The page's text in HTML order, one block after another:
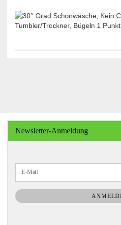
Newsletter-Anmeldung
ZUR
NEWSLETTER-
ANMELDUNG
E-